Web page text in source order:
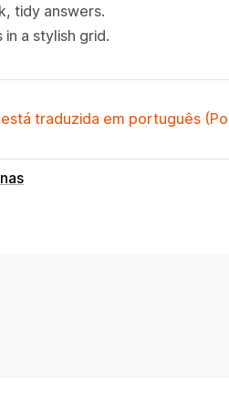
tidy answers.
a stylish grid.
traduzida em português